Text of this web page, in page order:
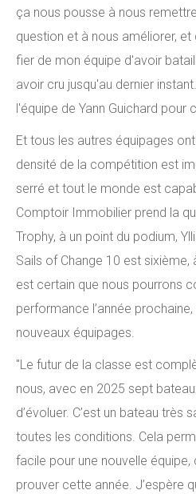
ça nous pousse à nous
question et à nous améliorer, et
fier de mon équipe d'avoir
avoir cru jusqu'au dernier
l'équipe de Yann Guichard pour
Et tous les autres équipages
densité de la compétition est
serré et tout le monde est
Comptoir Immobilier prend la
Trophy, à un point du podium,
Sails of Change 10 est sixième,
est certain que nous pourrons
performance l’année prochaine,
nouveaux équipages.
"Le futur de la classe est
nous, avec en 2025 sept
d’évoluer. C’est un bateau très
toutes les conditions. Cela
facile pour une nouvelle
prouver cette année. J’espère